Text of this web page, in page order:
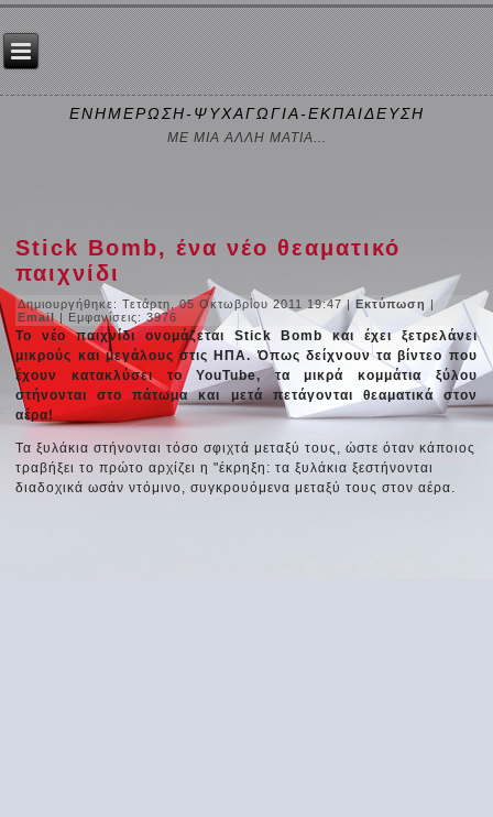
ΕΝΗΜΕΡΩΣΗ-ΨΥΧΑΓΩΓΙΑ-ΕΚΠΑΙΔΕΥΣΗ
ΜΕ ΜΙΑ ΑΛΛΗ ΜΑΤΙΑ...
Stick Bomb, ένα νέο θεαματικό
παιχνίδι
Δημιουργήθηκε: Τετάρτη, 05 Οκτωβρίου 2011 19:47 |Εκτύπωση |
Email | Εμφανίσεις: 3976
Το νέο παιχνίδι ονομάζεται Stick Bomb και έχει ξετρελάνει
μικρούς και μεγάλους στις ΗΠΑ. Όπως δείχνουν τα βίντεο που
έχουν κατακλύσει το YouTube, τα μικρά κομμάτια ξύλου
στήνονται στο πάτωμα και μετά πετάγονται θεαματικά στον
αέρα!
Τα ξυλάκια στήνονται τόσο σφιχτά μεταξύ τους, ώστε όταν κάποιος
τραβήξει το πρώτο αρχίζει η "έκρηξη: τα ξυλάκια ξεστήνονται
διαδοχικά ωσάν ντόμινο, συγκρουόμενα μεταξύ τους στον αέρα.